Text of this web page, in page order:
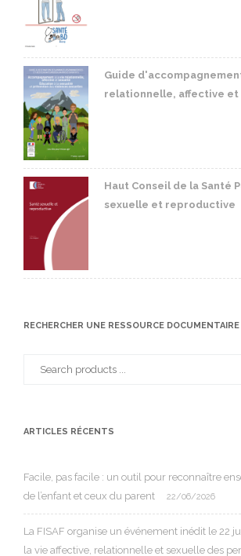
Guide
relationnelle, affective et
Haut Conseil de la Santé
sexuelle et reproductive
RECHERCHER UNE RESSOURCE
ARTICLES RÉCENTS
Facile, pas facile : un outil pour reconnaître
de l’enfant et ceux du parent
22/06/2026
La FISAF organise un événement inédit le 22
la vie affective, relationnelle et sexuelle des